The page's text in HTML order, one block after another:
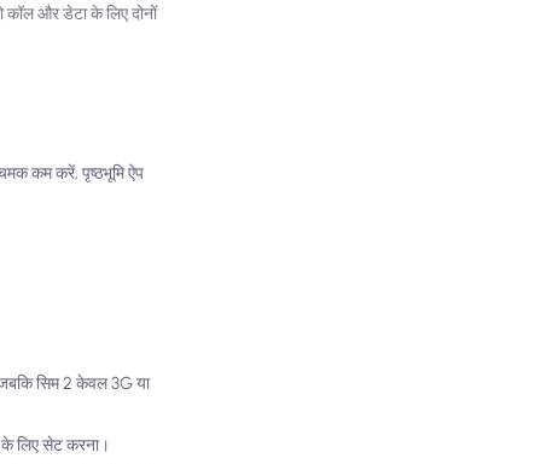
और डेटा के लिए दोनों
कम करें, पृष्ठभूमि ऐप
सिम 2 केवल 3G या
लिए सेट करना।